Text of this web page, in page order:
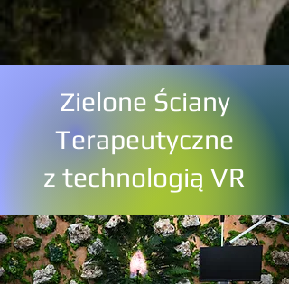
Zielone Ściany
Terapeutyczne
z technologią VR